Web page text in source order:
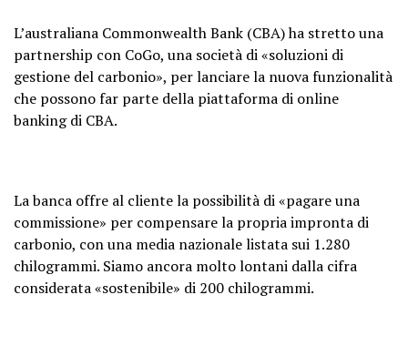
L’australiana Commonwealth Bank (CBA) ha stretto una
partnership con CoGo, una società di «soluzioni di
gestione del carbonio», per lanciare la nuova funzionalità
che possono far parte della piattaforma di online
banking di CBA.
La banca offre al cliente la possibilità di «pagare una
commissione» per compensare la propria impronta di
carbonio, con una media nazionale listata sui 1.280
chilogrammi. Siamo ancora molto lontani dalla cifra
considerata «sostenibile» di 200 chilogrammi.